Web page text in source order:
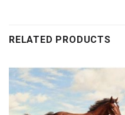
RELATED PRODUCTS